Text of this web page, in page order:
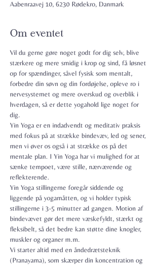
Aabenraavej 10, 6230 Rødekro, Danmark
Om eventet
Vil du gerne gøre noget godt for dig selv, blive
stærkere og mere smidig i krop og sind, få løsnet
op for spændinger, såvel fysisk som mentalt,
forbedre din søvn og din fordøjelse, opleve ro i
nervesystemet og mere overskud og overblik i
hverdagen, så er dette yogahold lige noget for
dig.
Yin Yoga er en indadvendt og meditativ praksis
med fokus på at strække bindevæv, led og sener,
men vi øver os også i at strække os på det
mentale plan. I Yin Yoga har vi mulighed for at
sænke tempoet, være stille, nærværende og
reflekterende.
Yin Yoga stillingerne foregår siddende og
liggende på yogamåtten, og vi holder typisk
stillingerne i 3-5 minutter ad gangen. Motion af
bindevævet gør det mere væskefyldt, stærkt og
fleksibelt, så det bedre kan støtte dine knogler,
muskler og organer m.m.
Vi starter altid med en åndedrætsteknik
(Pranayama), som skærper din koncentration og